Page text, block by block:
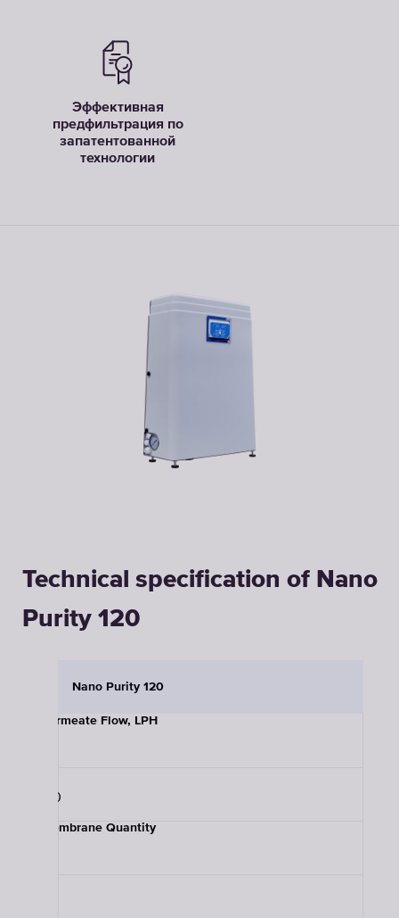
Эффективная
предфильтрация по
запатентованной
технологии
Technical specification of Nano
Purity 120
Nano Purity 120
Permeate Flow, LPH
120
Membrane Quantity